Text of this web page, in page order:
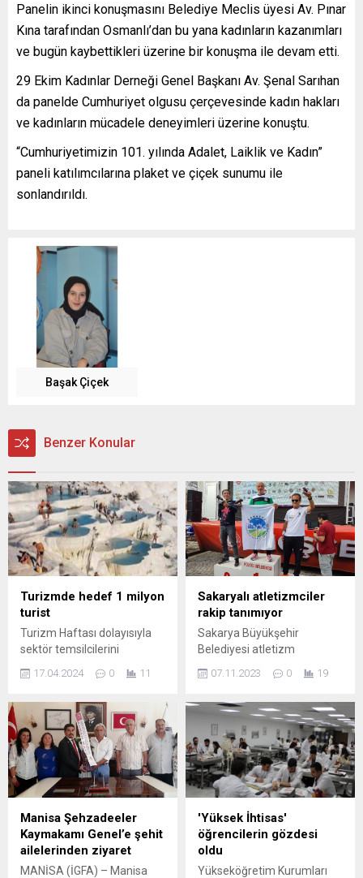
Panelin ikinci konuşmasını Belediye Meclis üyesi Av. Pınar
Kına tarafından Osmanlı’dan bu yana kadınların kazanımları
ve bugün kaybettikleri üzerine bir konuşma ile devam etti.
29 Ekim Kadınlar Derneği Genel Başkanı Av. Şenal Sarıhan
da panelde Cumhuriyet olgusu çerçevesinde kadın hakları
ve kadınların mücadele deneyimleri üzerine konuştu.
“Cumhuriyetimizin 101. yılında Adalet, Laiklik ve Kadın”
paneli katılımcılarına plaket ve çiçek sunumu ile
sonlandırıldı.
Başak Çiçek
Benzer Konular
Turizmde hedef 1 milyon
turist
Turizm Haftası dolayısıyla
sektör temsilcilerini
Belediye Başkanı Bülent Nuri
Pamukkale’ye gelen
turistlerden 1 milyonunu
Denizli’de ağırlamayı
hedeflediklerini söyledi.
DENİZLİ (İGFA) – 15-22
Nisan Turizm Haftası
etkinlikleri kapsamında
kentin turizm sektörü
temsilcileri Denizli
Büyükşehir Belediye
17.04.2024 0 11
Sakaryalı atletizmciler
rakip tanımıyor
Sakarya Büyükşehir
Belediyesi atletizm
Gordion Yarı Maratonu’nda
Toplamda 3 sporcunun
katıldığı yarışlarda çeşitli
kategorilerde şampiyonluk
ve dereceler geldi.
SAKARYA (İGFA) – Sakarya
Büyükşehir Belediyesi Spor
Kulübü Atletizm sporcuları,
Ankara’da düzenlenen 4.
Uluslararası Gordion Yarı
07.11.2023 0 19
Manisa Şehzadeeler
Kaymakamı Genel’e şehit
ailelerinden ziyaret
MANİSA (İGFA) – Manisa
'Yüksek İhtisas'
öğrencilerin gözdesi
oldu
Yükseköğretim Kurumları